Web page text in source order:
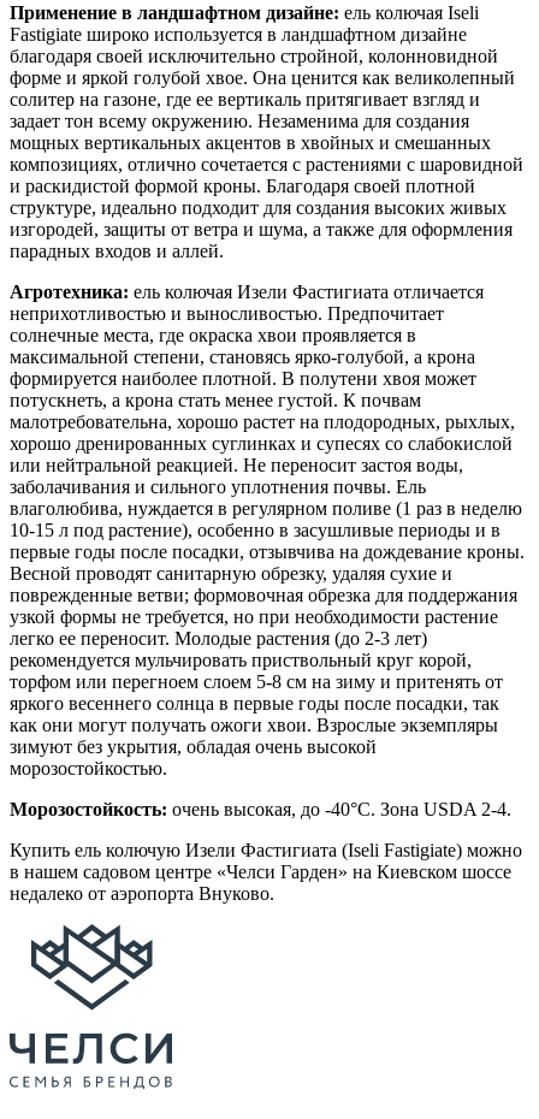
Применение в ландшафтном дизайне: ель колючая Iseli
Fastigiate широко используется в ландшафтном дизайне
благодаря своей исключительно стройной, колонновидной
форме и яркой голубой хвое. Она ценится как великолепный
солитер на газоне, где ее вертикаль притягивает взгляд и
задает тон всему окружению. Незаменима для создания
мощных вертикальных акцентов в хвойных и смешанных
композициях, отлично сочетается с растениями с шаровидной
и раскидистой формой кроны. Благодаря своей плотной
структуре, идеально подходит для создания высоких живых
изгородей, защиты от ветра и шума, а также для оформления
парадных входов и аллей.
Агротехника: ель колючая Изели Фастигиата отличается
неприхотливостью и выносливостью. Предпочитает
солнечные места, где окраска хвои проявляется в
максимальной степени, становясь ярко-голубой, а крона
формируется наиболее плотной. В полутени хвоя может
потускнеть, а крона стать менее густой. К почвам
малотребовательна, хорошо растет на плодородных, рыхлых,
хорошо дренированных суглинках и супесях со слабокислой
или нейтральной реакцией. Не переносит застоя воды,
заболачивания и сильного уплотнения почвы. Ель
влаголюбива, нуждается в регулярном поливе (1 раз в неделю
10-15 л под растение), особенно в засушливые периоды и в
первые годы после посадки, отзывчива на дождевание кроны.
Весной проводят санитарную обрезку, удаляя сухие и
поврежденные ветви; формовочная обрезка для поддержания
узкой формы не требуется, но при необходимости растение
легко ее переносит. Молодые растения (до 2-3 лет)
рекомендуется мульчировать приствольный круг корой,
торфом или перегноем слоем 5-8 см на зиму и притенять от
яркого весеннего солнца в первые годы после посадки, так
как они могут получать ожоги хвои. Взрослые экземпляры
зимуют без укрытия, обладая очень высокой
морозостойкостью.
Морозостойкость: очень высокая, до -40°C. Зона USDA 2-4.
Купить ель колючую Изели Фастигиата (Iseli Fastigiate) можно
в нашем садовом центре «Челси Гарден» на Киевском шоссе
недалеко от аэропорта Внуково.